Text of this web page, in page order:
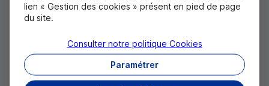
l’initiative locale et la prise de décision au plus près
service de la performance de tous.
Avec la convergence vers Crédit Mutuel
lien « Gestion des cookies » présent en pied de page
du site.
Paramétrer
Consulter notre politique Cookies